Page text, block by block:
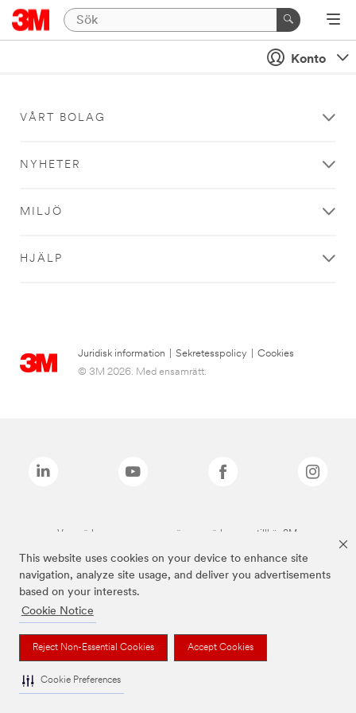
This website uses cookies on your device to enhance site
navigation, analyze site usage, and deliver you advertisements
based on your interests.
Cookie Notice
Reject Non-Essential Cookies Accept Cookies
Cookie Preferences
Konto
VÅRT BOLAG
NYHETER
MILJÖ
HJÄLP
Juridisk information Sekretesspolicy
Cookies
© 3M 2026. Med ensamrätt.
Varumärken som anges ovan är varumärken som tillhör 3M.